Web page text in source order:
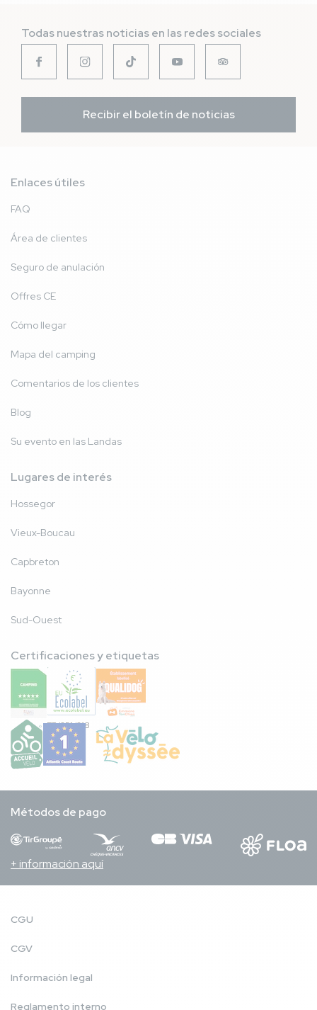
Todas nuestras noticias en las redes sociales
Recibir el boletín de noticias
Enlaces útiles
FAQ
Área de clientes
Seguro de anulación
Offres CE
Cómo llegar
Mapa del camping
Comentarios de los clientes
Blog
Su evento en las Landas
Lugares de interés
Hossegor
Vieux-Boucau
Capbreton
Bayonne
Sud-Ouest
Certificaciones y etiquetas
FR/051/018
Métodos de pago
+ información aquí
CGU
CGV
Información legal
Reglamento interno